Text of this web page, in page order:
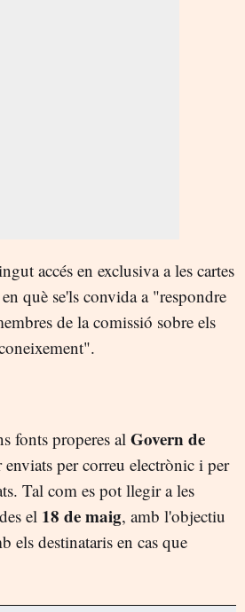
accés en exclusiva a les cartes
què se'ls convida a "respondre
de la comissió sobre els
fonts properes al Govern de
enviats per correu electrònic i per
Tal com es pot llegir a les
el 18 de maig, amb l'objectiu
els destinataris en cas que